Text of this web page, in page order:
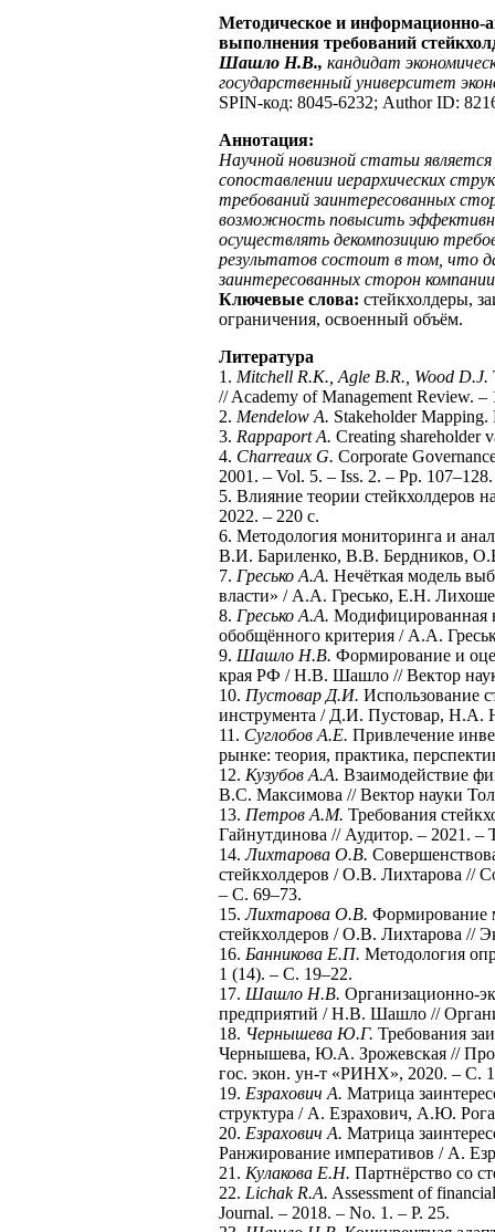
Методическое и информационно-
выполнения требований
Шашло Н.В., кандидат
государственный университет
SPIN-код: 8045-6232; Author ID:
Аннотация:
Научной новизной статьи
сопоставлении иерархических
требований заинтересованных
возможность повысить
осуществлять декомпозицию
результатов состоит в том, что
заинтересованных сторон
Ключевые слова: стейкхолдеры,
ограничения, освоенный объём.
Литература
1. Mitchell R.K., Agle B.R., Wood D.J.
// Academy of Management Review.
2. Mendelow A. Stakeholder Mapping.
3. Rappaport A. Creating shareholder
4. Charreaux G. Corporate
2001. – Vol. 5. – Iss. 2. – Рp. 107–128.
5. Влияние теории стейкхолдеров
2022. – 220 с.
6. Методология мониторинга и
В.И. Бариленко, В.В. Бердников,
7. Гресько А.А. Нечёткая модель
власти» / А.А. Гресько, Е.Н.
8. Гресько А.А. Модифицированная
обобщённого критерия / А.А.
9. Шашло Н.В. Формирование и
края РФ / Н.В. Шашло // Вектор
10. Пустовар Д.И. Использование
инструмента / Д.И. Пустовар, Н.А.
11. Суглобов А.Е. Привлечение
рынке: теория, практика,
12. Кузубов А.А. Взаимодействие
В.С. Максимова // Вектор науки
13. Петров А.М. Требования
Гайнутдинова // Аудитор. – 2021.
14.Лихтарова О.В.
стейкхолдеров / О.В. Лихтарова //
– С. 69–73.
15.Лихтарова О.В. Формирование
стейкхолдеров / О.В. Лихтарова //
16. Банникова Е.П. Методология
1 (14). – С. 19–22.
17. Шашло Н.В. Организационно-
предприятий / Н.В. Шашло //
18. Чернышева Ю.Г. Требования
Чернышева, Ю.А. Зрожевская //
гос. экон. ун-т «РИНХ», 2020. – С.
19. Езрахович А. Матрица
структура / А. Езрахович, А.Ю.
20. Езрахович А. Матрица
Ранжирование императивов / А.
21. Кулакова Е.Н. Партнёрство со
22. Lichak R.A. Assessment of
Journal. – 2018. – No. 1. – P. 25.